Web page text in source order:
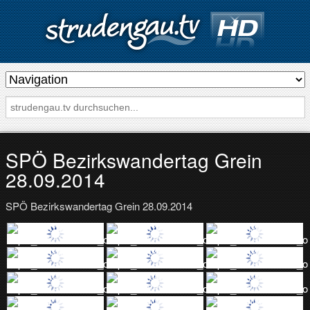
s
t
r
u
d
e
n
g
u
.
t
SPÖ Bezirkswandertag Grein
28.09.2014
SPÖ Bezirkswandertag Grein 28.09.2014